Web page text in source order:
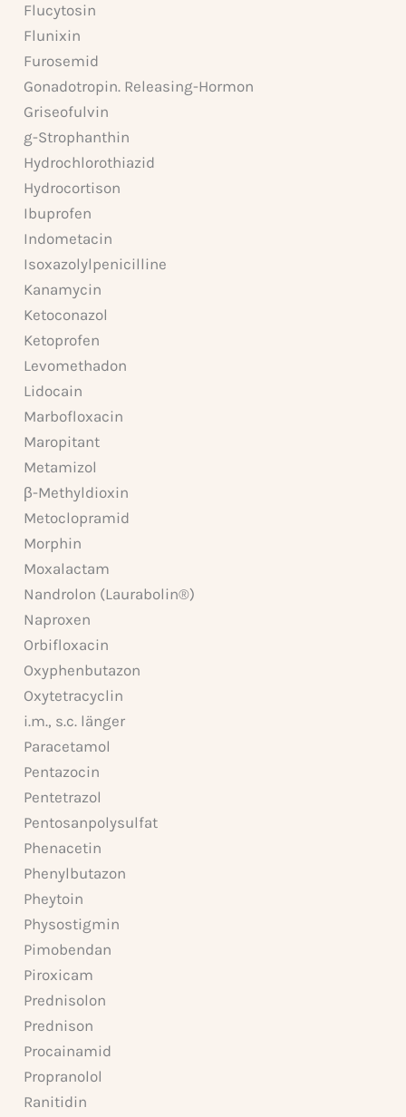
Flucytosin
Flunixin
Furosemid
Gonadotropin. Releasing-Hormon
Griseofulvin
g-Strophanthin
Hydrochlorothiazid
Hydrocortison
Ibuprofen
Indometacin
Isoxazolylpenicilline
Kanamycin
Ketoconazol
Ketoprofen
Levomethadon
Lidocain
Marbofloxacin
Maropitant
Metamizol
β-Methyldioxin
Metoclopramid
Morphin
Moxalactam
Nandrolon (Laurabolin®)
Naproxen
Orbifloxacin
Oxyphenbutazon
Oxytetracyclin
i.m., s.c. länger
Paracetamol
Pentazocin
Pentetrazol
Pentosanpolysulfat
Phenacetin
Phenylbutazon
Pheytoin
Physostigmin
Pimobendan
Piroxicam
Prednisolon
Prednison
Procainamid
Propranolol
Ranitidin